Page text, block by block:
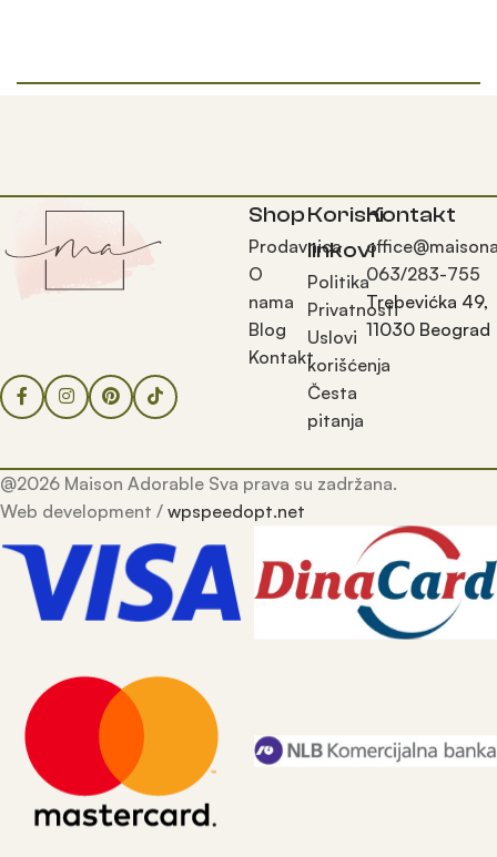
Shop
Prodavnica
O
nama
Blog
Kontakt
Korisni
linkovi
Politika
Privatnosti
Uslovi
korišćenja
Česta
pitanja
Kontakt
063/283-755
Trebevićka 49,
11030 Beograd
@2026 Maison Adorable Sva prava su zadržana.
Web development / wpspeedopt.net